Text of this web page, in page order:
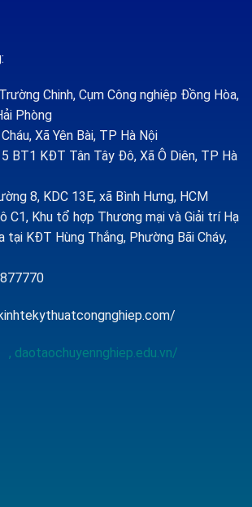
Chinh, Cụm Công nghiệp Đồng Hòa,
Phòng
Xã Yên Bài, TP Hà Nội
BT1 KĐT Tân Tây Đô, Xã Ô Diên, TP Hà
8, KDC 13E, xã Bình Hưng, HCM
C1, Khu tổ hợp Thương mại và Giải trí Hạ
tại KĐT Hùng Thắng, Phường Bãi Cháy,
, daotaochuyennghiep.edu.vn/